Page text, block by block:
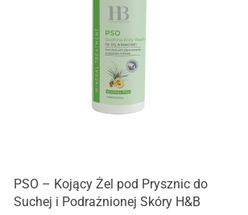
PSO – Kojący Żel pod Prysznic do
Suchej i Podrażnionej Skóry H&B